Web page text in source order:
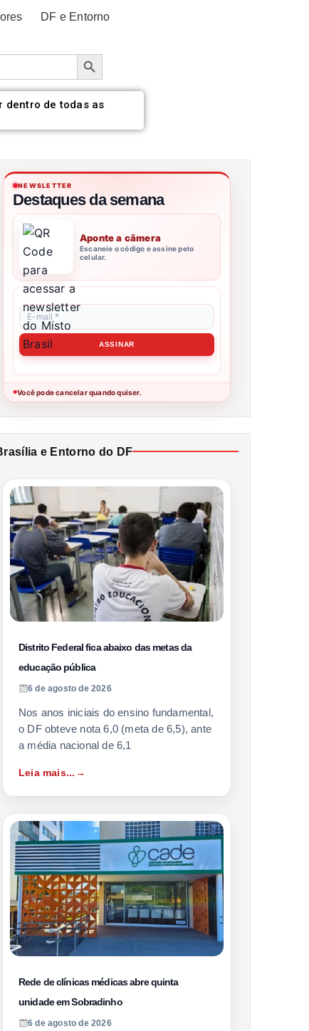
DF e Entorno
Botão de pesquisa
dentro de todas as
NEWSLETTER
Destaques da semana
Aponte a câmera
Escaneie o código e assine pelo
celular.
●Você pode cancelar quando quiser.
e Entorno do DF
Distrito Federal fica abaixo das metas da
educação pública
6 de agosto de 2026
Nos anos iniciais do ensino fundamental,
o DF obteve nota 6,0 (meta de 6,5), ante
a média nacional de 6,1
Leia mais...
Rede de clínicas médicas abre quinta
unidade em Sobradinho
6 de agosto de 2026